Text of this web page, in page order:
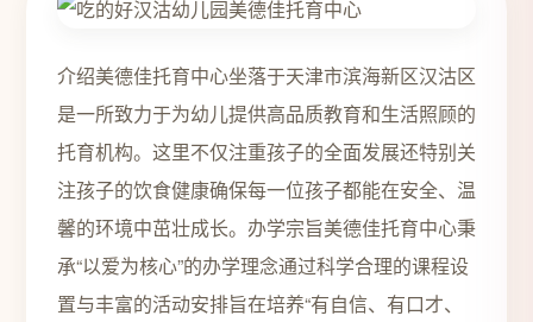
介绍美德佳托育中心坐落于天津市滨海新区汉沽区
是一所致力于为幼儿提供高品质教育和生活照顾的
托育机构。这里不仅注重孩子的全面发展还特别关
注孩子的饮食健康确保每一位孩子都能在安全、温
馨的环境中茁壮成长。办学宗旨美德佳托育中心秉
承“以爱为核心”的办学理念通过科学合理的课程设
置与丰富的活动安排旨在培养“有自信、有口才、